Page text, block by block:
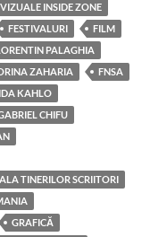
INSIDE ZONE
FESTIVALURI
FILM
PALAGHIA
ZAHARIA
FNSA
KAHLO
CHIFU
TINERILOR SCRIITORI
GRAFICĂ